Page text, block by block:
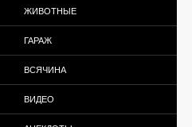
ЖИВОТНЫЕ
ГАРАЖ
ВСЯЧИНА
ВИДЕО